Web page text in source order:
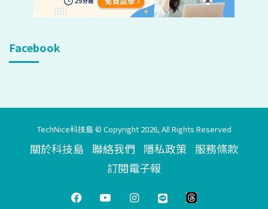
Facebook
TechNice科技島 © Copyright 2026, All Rights Reserved
關於科技島 聯絡我們 隱私政策 服務條款
訂閱電子報